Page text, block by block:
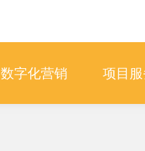
数字化营销 项目